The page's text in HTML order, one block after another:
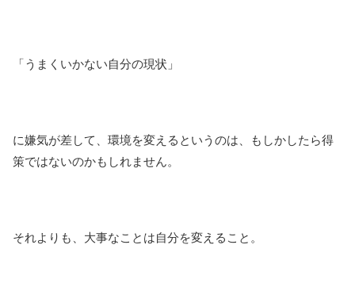
「うまくいかない自分の現状」
に嫌気が差して、環境を変えるというのは、もしかしたら得
策ではないのかもしれません。
それよりも、大事なことは自分を変えること。